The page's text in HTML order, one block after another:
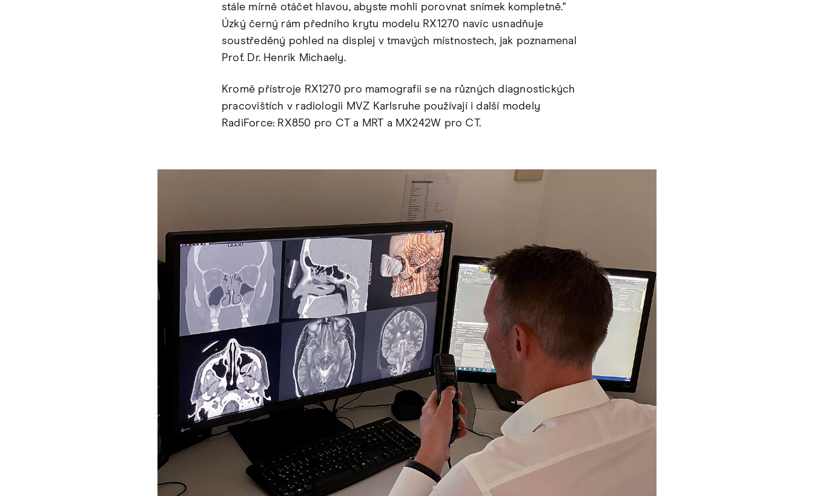
stále mírně otáčet hlavou, abyste mohli porovnat snímek kompletně."
Úzký černý rám předního krytu modelu RX1270 navíc usnadňuje
soustředěný pohled na displej v tmavých místnostech, jak poznamenal
Prof. Dr. Henrik Michaely.
Kromě přístroje RX1270 pro mamografii se na různých diagnostických
pracovištích v radiologii MVZ Karlsruhe používají i další modely
RadiForce: RX850 pro CT a MRT a MX242W pro CT.